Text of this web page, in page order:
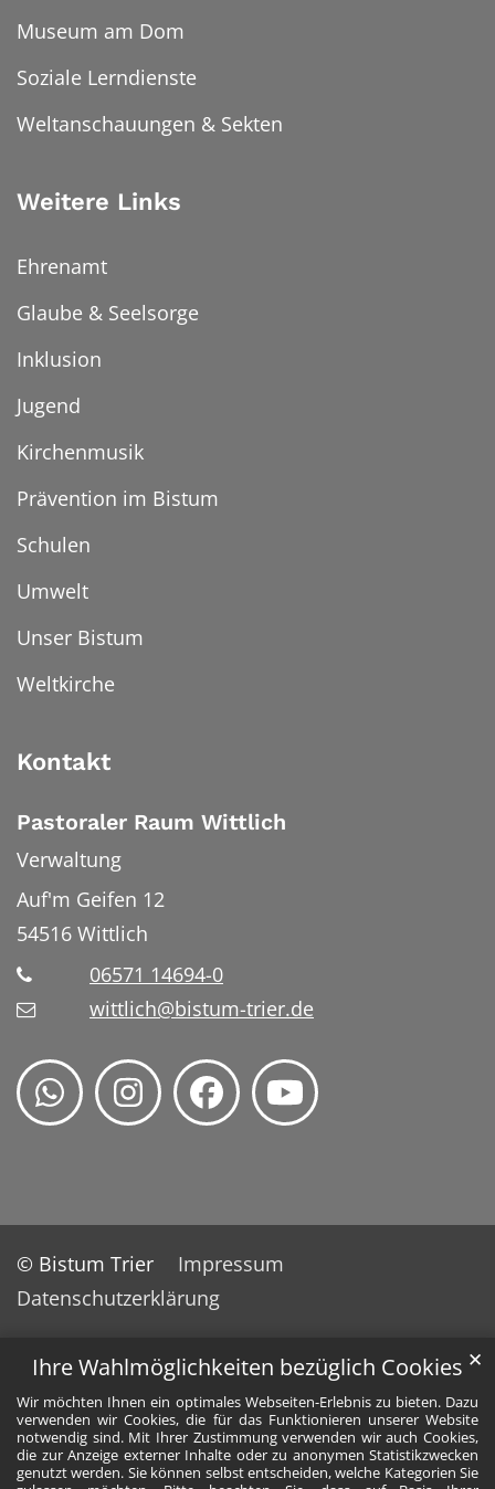
Ihre Wahlmöglichkeiten bezüglich Cookies
Wir möchten Ihnen ein optimales Webseiten-Erlebnis zu bieten. Dazu
verwenden wir Cookies, die für das Funktionieren unserer Website
notwendig sind. Mit Ihrer Zustimmung verwenden wir auch Cookies,
die zur Anzeige externer Inhalte oder zu anonymen Statistikzwecken
genutzt werden. Sie können selbst entscheiden, welche Kategorien Sie
✕
Museum am Dom
Soziale Lerndienste
Weltanschauungen & Sekten
Weitere Links
Ehrenamt
Glaube & Seelsorge
Inklusion
Jugend
Kirchenmusik
Prävention im Bistum
Schulen
Umwelt
Unser Bistum
Weltkirche
Kontakt
Pastoraler Raum Wittlich
Verwaltung
Auf'm Geifen 12
54516 Wittlich
06571 14694-0
wittlich@bistum-trier.de
© Bistum Trier
Impressum
Datenschutzerklärung